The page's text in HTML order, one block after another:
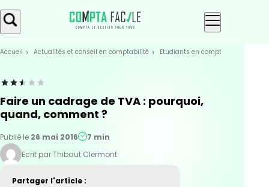
Skip
to
Aller au
contenu
Accueil Actualités et conseil en comptabilité Etudiants en compta
Faire un cadrage de TVA : pourquoi,
quand, comment ?
Publié le 26 mai 2016
7 min
Ecrit par Thibaut Clermont
Partager l'article :